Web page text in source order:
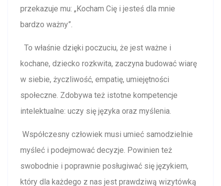
przekazuje mu: „Kocham Cię i jesteś dla mnie
bardzo ważny”.
To właśnie dzięki poczuciu, że jest ważne i
kochane, dziecko rozkwita, zaczyna budować wiarę
w siebie, życzliwość, empatię, umiejętności
społeczne. Zdobywa też istotne kompetencje
intelektualne: uczy się języka oraz myślenia.
Współczesny człowiek musi umieć samodzielnie
myśleć i podejmować decyzje. Powinien też
swobodnie i poprawnie posługiwać się językiem,
który dla każdego z nas jest prawdziwą wizytówką